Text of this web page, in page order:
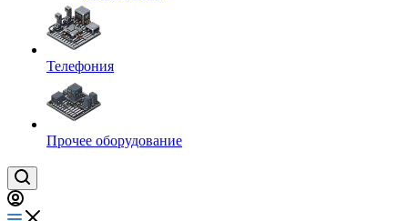
Телефония
Прочее оборудование